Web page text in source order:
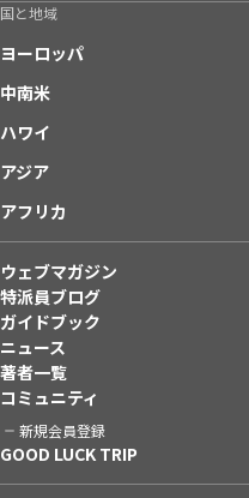
国と地域
ヨーロッパ
中南米
ハワイ
アジア
アフリカ
ウェブマガジン
特派員ブログ
ガイドブック
ニュース
著者一覧
コミュニティ
新規会員登録
GOOD LUCK TRIP